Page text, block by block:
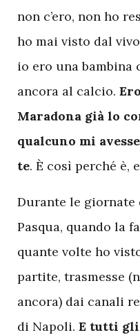
non c’ero, non ho
ho mai visto dal
io ero una bambina
ancora al calcio.
Maradona già lo
qualcuno mi
te. È così perché è,
Durante le giornate
Pasqua, quando la
quante volte ho
partite, trasmesse
ancora) dai canali
di Napoli. E tutti